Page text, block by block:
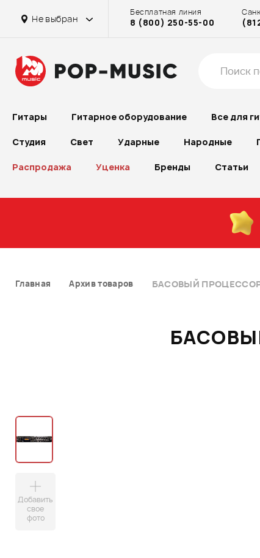
Не выбран
Бесплатная линия
8 (800) 250-55-00
Гитары Гитарное оборудование Все для
Студия Свет Ударные Народные
Распродажа Уценка Бренды Статьи
Главная Архив товаров БАСОВЫЙ ПРОЦЕССОР
Добавить
свое
фото